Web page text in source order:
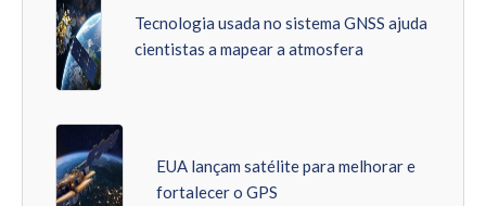
Tecnologia usada no sistema GNSS ajuda
cientistas a mapear a atmosfera
EUA lançam satélite para melhorar e
fortalecer o GPS